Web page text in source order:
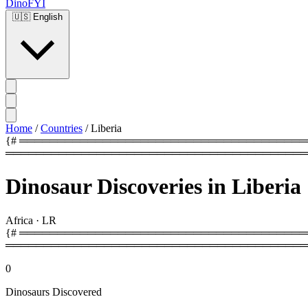
DinoFYI
🇺🇸 English
Home / Countries / Liberia
{#
Dinosaur Discoveries in Liberia
Africa · LR
{#
0
Dinosaurs Discovered